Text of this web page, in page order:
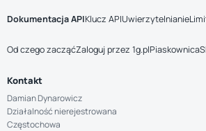
Dokumentacja APIKlucz APIUwierzytelnianie
Od czego zacząćZaloguj przez 1g.plPiaskownica
Kontakt
Damian Dynarowicz
Działalność nierejestrowana
Częstochowa